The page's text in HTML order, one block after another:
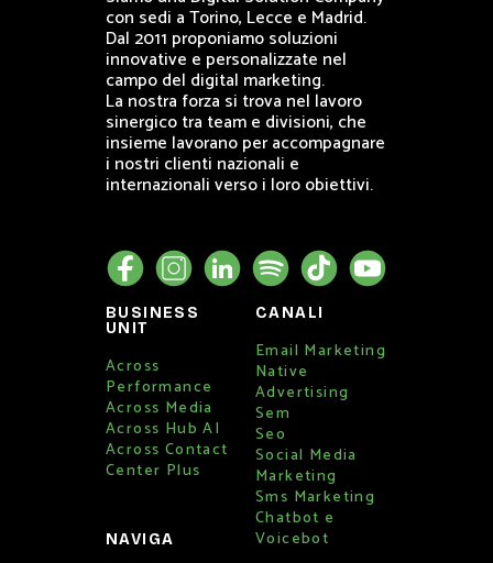
con sedi a Torino, Lecce e Madrid.
Dal 2011 proponiamo soluzioni
innovative e personalizzate nel
campo del digital marketing.
La nostra forza si trova nel lavoro
sinergico tra team e divisioni, che
insieme lavorano per accompagnare
i nostri clienti nazionali e
internazionali verso i loro obiettivi.
BUSINESS
UNIT
Across
Performance
Across Media
Across Hub AI
Across Contact
Center Plus
NAVIGA
CANALI
Email Marketing
Native
Advertising
Sem
Seo
Social Media
Marketing
Sms Marketing
Chatbot e
Voicebot